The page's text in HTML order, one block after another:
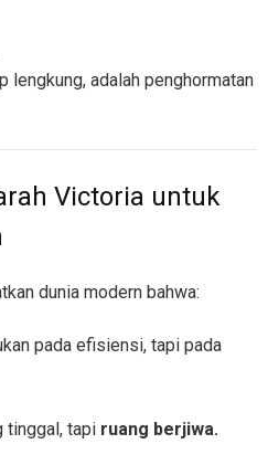
lengkung, adalah penghormatan
Victoria untuk
dunia modern bahwa:
pada efisiensi, tapi pada
tinggal, tapi ruang berjiwa.